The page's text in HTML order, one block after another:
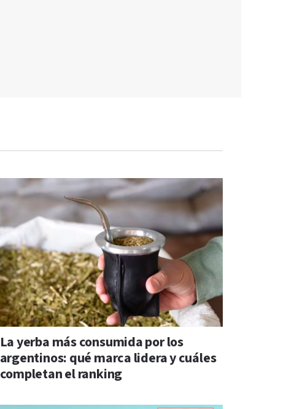
La yerba más consumida por los
argentinos: qué marca lidera y cuáles
completan el ranking